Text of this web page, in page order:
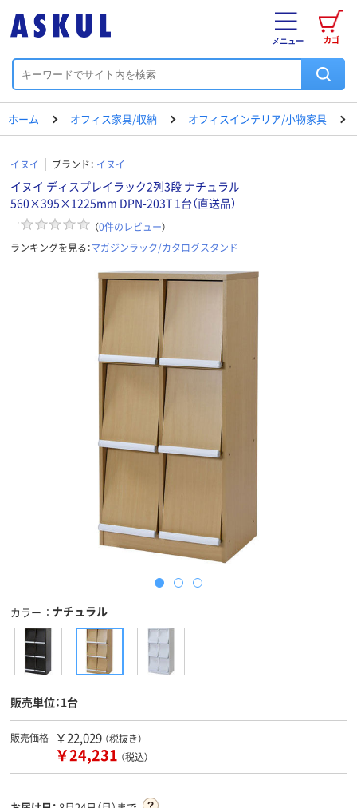
カゴ
メニュー
ホーム オフィス家具/収納 オフィスインテリア/小物家具
イヌイ ブランド： イヌイ
イヌイ ディスプレイラック2列3段 ナチュラル
560×395×1225mm DPN-203T 1台（直送品）
（0件のレビュー）
ランキングを見る：マガジンラック/カタログスタンド
カラー ナチュラル
販売単位：1台
販売価格 ￥22,029 （税抜き）
￥24,231 （税込）